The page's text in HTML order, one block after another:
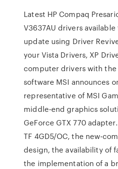
Latest HP Compaq
V3637AU drivers
update using Driver
your Vista Drivers, XP
computer drivers with
software MSI announces
representative of MSI
middle-end graphics
GeForce GTX 770
TF 4GD5/OC, the new-
design, the availability of
the implementation of a